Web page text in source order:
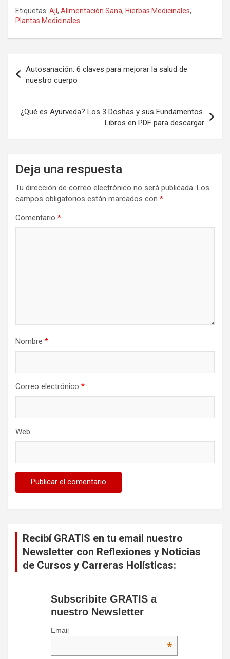
Etiquetas: Ají, Alimentación Sana, Hierbas Medicinales,
Plantas Medicinales
de
entradas
Autosanación: 6 claves para mejorar la salud de
nuestro cuerpo
¿Qué es Ayurveda? Los 3 Doshas y sus Fundamentos.
Libros en PDF para descargar
Deja una respuesta
Tu dirección de correo electrónico no será publicada. Los
campos obligatorios están marcados con *
Comentario *
Nombre *
Correo electrónico *
Web
Recibí GRATIS en tu email nuestro
Newsletter con Reflexiones y Noticias
de Cursos y Carreras Holísticas:
Subscribite GRATIS a
nuestro Newsletter
Email
*